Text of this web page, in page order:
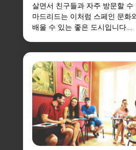
살면서 친구들과 자주 방문할 수
마드리드는 이처럼 스페인 문화
배울 수 있는 좋은 도시입니다....